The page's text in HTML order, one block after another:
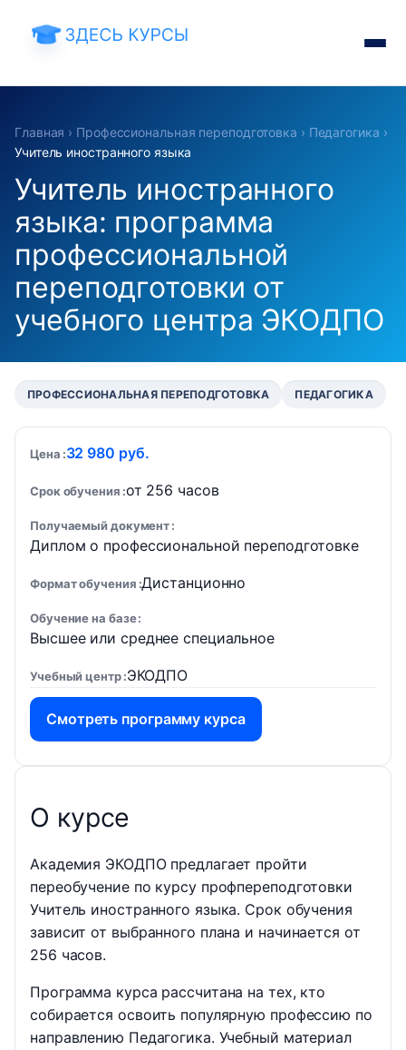
Главная › Профессиональная переподготовка › Педагогика ›
Учитель иностранного языка
Учитель иностранного
языка: программа
профессиональной
переподготовки от
учебного центра ЭКОДПО
ПРОФЕССИОНАЛЬНАЯ ПЕРЕПОДГОТОВКА ПЕДАГОГИКА
Цена 32 980 руб.
Срок обучения от 256 часов
Получаемый документ
Диплом о профессиональной переподготовке
Формат обучения Дистанционно
Обучение на базе
Высшее или среднее специальное
Учебный центр ЭКОДПО
Смотреть программу курса
О курсе
Академия ЭКОДПО предлагает пройти
переобучение по курсу профпереподготовки
Учитель иностранного языка. Срок обучения
зависит от выбранного плана и начинается от
256 часов.
Программа курса рассчитана на тех, кто
собирается освоить популярную профессию по
направлению Педагогика. Учебный материал